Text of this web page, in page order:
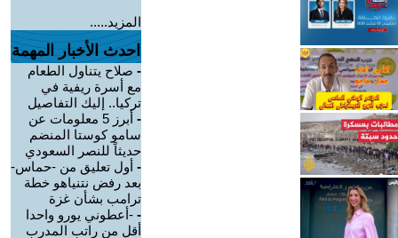
المزيد.....
احدث الأخبار المهمة
- صلاح يتناول الطعام
مع أسرة ريفية في
تركيا.. إليك التفاصيل
-
أبرز 5 معلومات عن
سامو كوستا المنضم
حديثاً للنصر السعودي
- أول تعليق من -حماس-
بعد رفض نتنياهو خطة
ترامب بشأن غزة
- -أعطوني يورو واحدا
أقل من راتب المدرب